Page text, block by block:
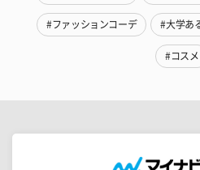
#ファッションコーデ #大学あ
#コスメ